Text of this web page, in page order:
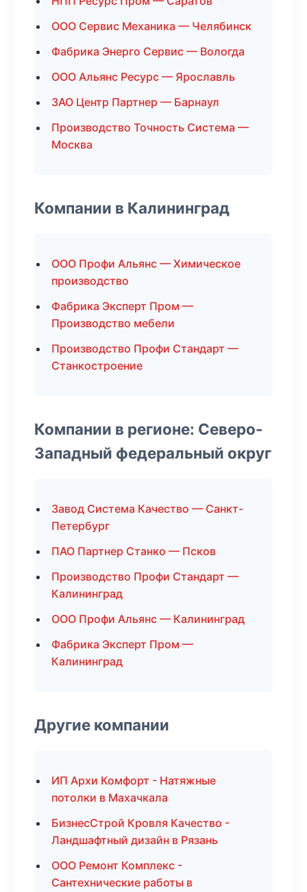
ООО Сервис Механика — Челябинск
Фабрика Энерго Сервис — Вологда
ООО Альянс Ресурс — Ярославль
ЗАО Центр Партнер — Барнаул
Производство Точность Система —
Москва
Компании в Калининград
ООО Профи Альянс — Химическое
производство
Фабрика Эксперт Пром —
Производство мебели
Производство Профи Стандарт —
Станкостроение
Компании в регионе: Северо-
Западный федеральный округ
Завод Система Качество — Санкт-
Петербург
ПАО Партнер Станко — Псков
Производство Профи Стандарт —
Калининград
ООО Профи Альянс — Калининград
Фабрика Эксперт Пром —
Калининград
Другие компании
ИП Архи Комфорт - Натяжные
потолки в Махачкала
БизнесСтрой Кровля Качество -
Ландшафтный дизайн в Рязань
ООО Ремонт Комплекс -
Сантехнические работы в